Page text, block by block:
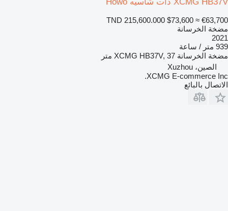
TND 215,600.000 $73,600 ≈ €63,700
مضخة الخرسانة
2021
939 متر / ساعة
مضخة الخرسانة XCMG HB37V, 37 متر
الصين، Xuzhou
XCMG E-commerce Inc.
الاتصال بالبائع